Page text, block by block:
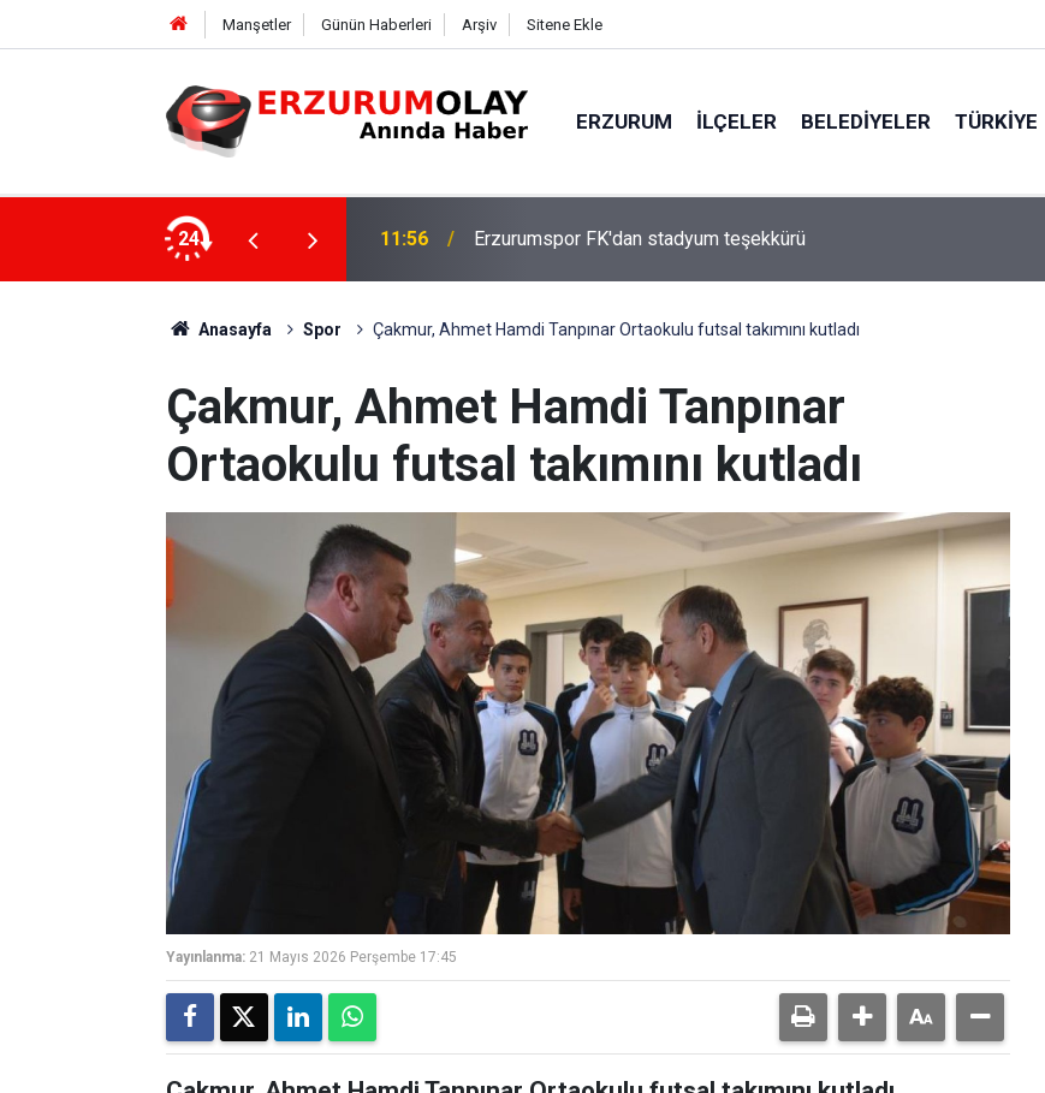
Manşetler Günün Haberleri Arşiv Sitene Ekle
ERZURUM İLÇELER BELEDIYELER TÜRKIYE
24 11:50
Programına Katıldı
Anasayfa Spor Çakmur, Ahmet Hamdi Tanpınar Ortaokulu futsal takımını kutladı
Çakmur, Ahmet Hamdi Tanpınar
Ortaokulu futsal takımını kutladı
Yayınlanma: 21 Mayıs 2026 Perşembe 17:45